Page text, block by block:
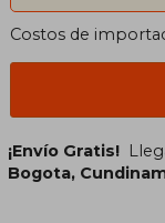
Costos de
¡Envío Gratis!
Bogota,